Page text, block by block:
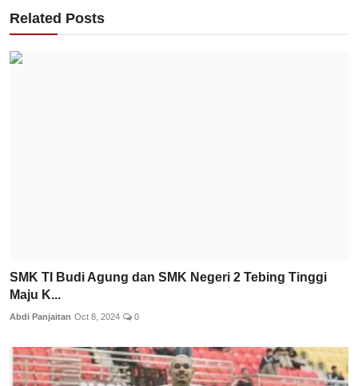
Related Posts
SMK TI Budi Agung dan SMK Negeri 2 Tebing Tinggi
Maju K...
Abdi Panjaitan Oct 8, 2024 0